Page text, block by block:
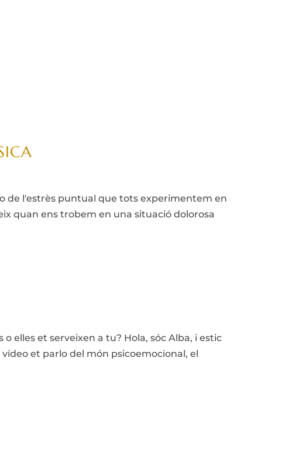
de l'estrès puntual que tots experimentem en
quan ens trobem en una situació dolorosa
elles et serveixen a tu? Hola, sóc Alba, i estic
et parlo del món psicoemocional, el